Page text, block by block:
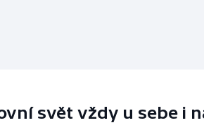
svět vždy u sebe i